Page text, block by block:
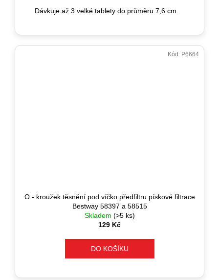
Dávkuje až 3 velké tablety do průměru 7,6 cm.
O - kroužek těsnění pod víčko předfiltru pískové filtrace
Bestway 58397 a 58515
Skladem (>5 ks)
129 Kč
DO KOŠÍKU
Kód: P6664